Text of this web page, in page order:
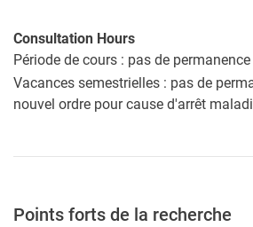
Consultation Hours
Période de cours : pas de
Vacances semestrielles : pas de
nouvel ordre pour cause d'arrêt
Points forts de la recherche